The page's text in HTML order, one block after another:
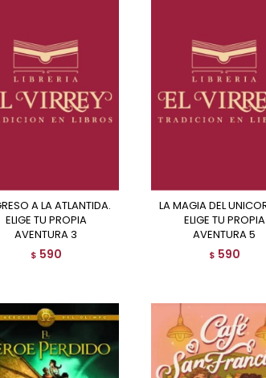
ELIGE TU PROPIA
AVENTURA 3
$ 590
LA MAGIA DEL UNICORNIO.
ELIGE TU PROPIA
AVENTURA 5
$ 590